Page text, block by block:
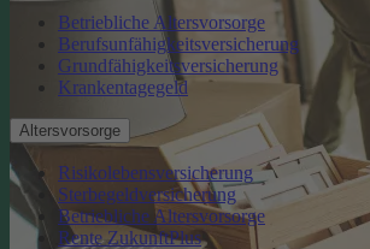
Betriebliche Altersvorsorge
Berufsunfähigkeitsversicherung
Grundfähigkeitsversicherung
Krankentagegeld
Altersvorsorge
Risikolebensversicherung
Sterbegeldversicherung
Betriebliche Altersvorsorge
Rente ZukunftPlus